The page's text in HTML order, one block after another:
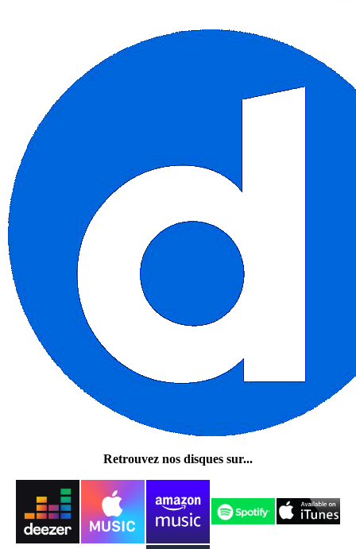
Retrouvez nos disques sur...